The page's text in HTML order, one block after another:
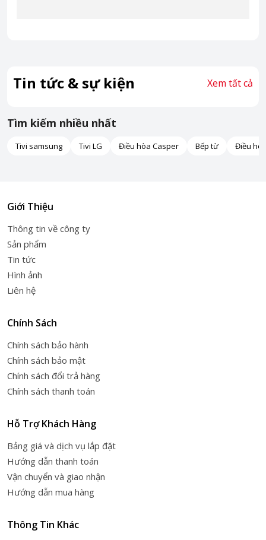
Tin tức & sự kiện Xem tất cả
Tìm kiếm nhiều nhất
Tivi samsung Tivi LG Điều hòa Casper Bếp từ Điều
Giới Thiệu
Thông tin về công ty
Sản phẩm
Tin tức
Hình ảnh
Liên hệ
Chính Sách
Chính sách bảo hành
Chính sách bảo mật
Chính sách đổi trả hàng
Chính sách thanh toán
Hỗ Trợ Khách Hàng
Bảng giá và dịch vụ lắp đặt
Hướng dẫn thanh toán
Vận chuyển và giao nhận
Hướng dẫn mua hàng
Thông Tin Khác